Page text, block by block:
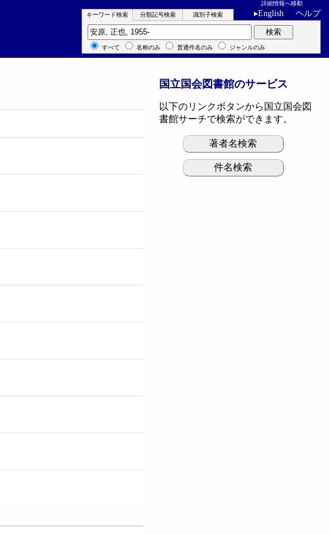
詳細情報へ移動
▸English ヘルプ
キーワード検索 分類記号検索 識別子検索
キーワード検索 検索
すべて 名称のみ 普通件名のみ ジャンルのみ
国立国会図書館のサービス
以下のリンクボタンから国立国会図
書館サーチで検索ができます。
著者名検索
件名検索